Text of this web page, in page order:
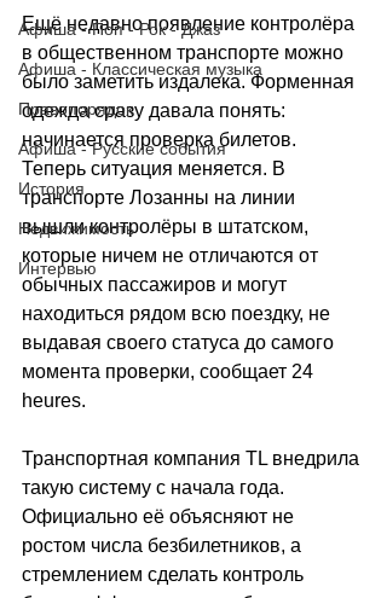
Афиша - Поп - Рок - Джаз
Афиша - Классическая музыка
Правопорядок
Афиша - Русские события
История
Недвижимость
Интервью
Ещё недавно появление контролёра
в общественном транспорте можно
было заметить издалека. Форменная
одежда сразу давала понять:
начинается проверка билетов.
Теперь ситуация меняется. В
транспорте Лозанны на линии
вышли контролёры в штатском,
которые ничем не отличаются от
обычных пассажиров и могут
находиться рядом всю поездку, не
выдавая своего статуса до самого
момента проверки, сообщает 24
heures.
Транспортная компания TL внедрила
такую систему с начала года.
Официально её объясняют не
ростом числа безбилетников, а
стремлением сделать контроль